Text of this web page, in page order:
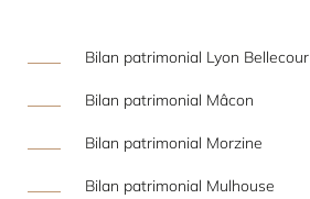
Bilan patrimonial Lyon Bellecour
Bilan patrimonial Mâcon
Bilan patrimonial Morzine
Bilan patrimonial Mulhouse